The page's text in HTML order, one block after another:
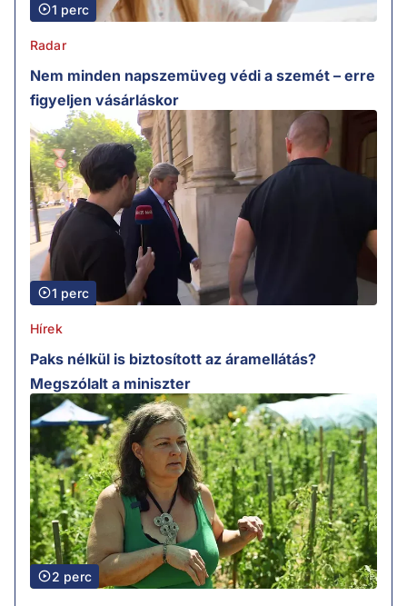
1 perc
Radar
Nem minden napszemüveg védi a szemét – erre
figyeljen vásárláskor
1 perc
Hírek
Paks nélkül is biztosított az áramellátás?
Megszólalt a miniszter
2 perc